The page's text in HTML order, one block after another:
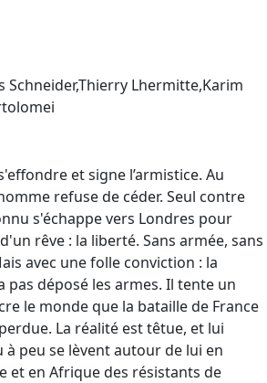
Schneider,Thierry Lhermitte,Karim
et signe l’armistice. Au
refuse de céder. Seul contre
s'échappe vers Londres pour
rêve : la liberté. Sans armée, sans
avec une folle conviction : la
pas déposé les armes. Il tente un
le monde que la bataille de France
La réalité est têtue, et lui
peu se lèvent autour de lui en
et en Afrique des résistants de